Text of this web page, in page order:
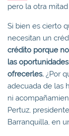
pero la otra
Si bien es cierto
necesitan un
crédito porque
las
ofrecerles. ¿Por
adecuada de las
ni
Pertuz,
Barranquilla, en